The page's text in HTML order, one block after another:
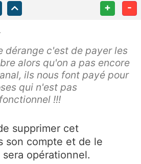
+ -
dérange c'est de payer les
alors qu'on a pas encore
ils nous font payé pour
qui n'est pas
!!!
supprimer cet
son compte et de le
opérationnel.